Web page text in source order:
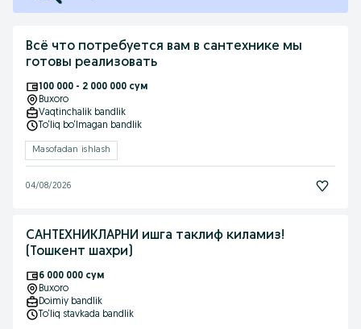
Всё что потребуется вам в сантехнике мы
готовы реализовать
100 000 - 2 000 000 сум
Buxoro
Vaqtinchalik bandlik
To‘liq bo‘lmagan bandlik
Masofadan ishlash
04/08/2026
САНТЕХНИКЛАРНИ ишга таклиф киламиз!
(Тошкент шахри)
6 000 000 сум
Buxoro
Doimiy bandlik
To‘liq stavkada bandlik